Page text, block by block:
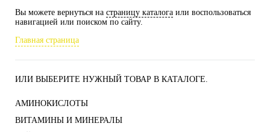
Вы можете вернуться на страницу каталога или воспользоваться
навигацией или поиском по сайту.
Главная страница
ИЛИ ВЫБЕРИТЕ НУЖНЫЙ ТОВАР В КАТАЛОГЕ.
АМИНОКИСЛОТЫ
ВИТАМИНЫ И МИНЕРАЛЫ